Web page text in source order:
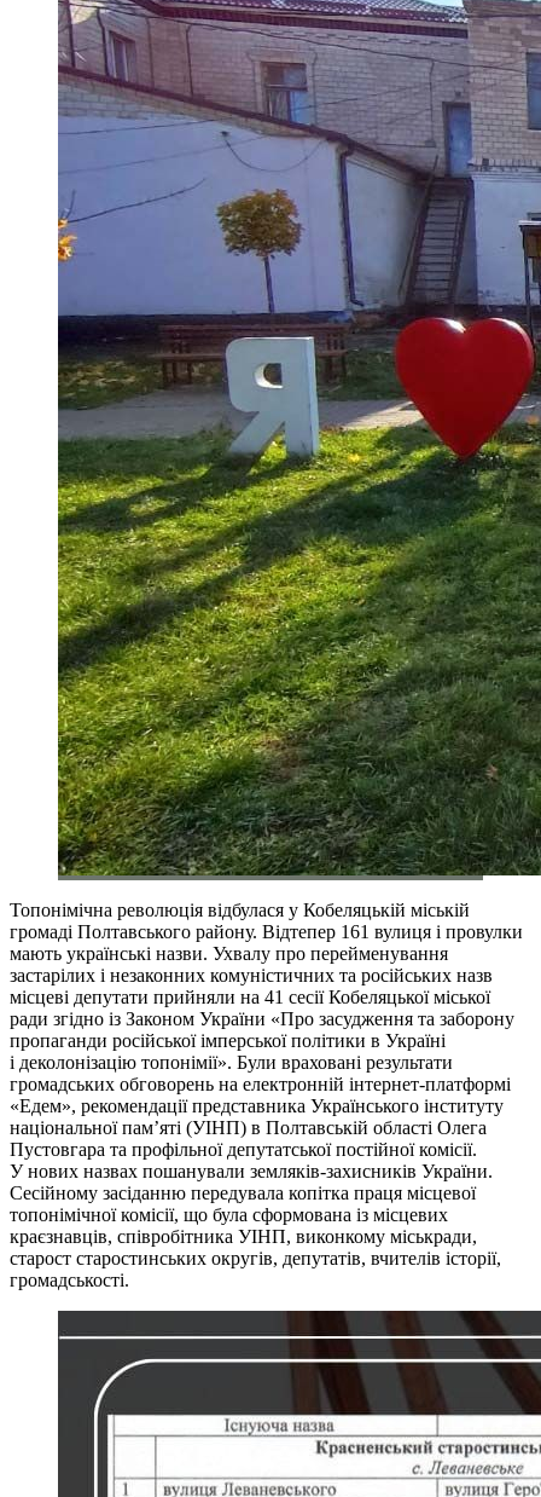
Топонімічна революція відбулася у Кобеляцькій міській
громаді Полтавського району. Відтепер 161 вулиця і провулки
мають українські назви. Ухвалу про перейменування
застарілих і незаконних комуністичних та російських назв
місцеві депутати прийняли на 41 сесії Кобеляцької міської
ради згідно із Законом України «Про засудження та заборону
пропаганди російської імперської політики в Україні
і деколонізацію топонімії». Були враховані результати
громадських обговорень на електронній інтернет-платформі
«Едем», рекомендації представника Українського інституту
національної пам’яті (УІНП) в Полтавській області Олега
Пустовгара та профільної депутатської постійної комісії.
У нових назвах пошанували земляків-захисників України.
Сесійному засіданню передувала копітка праця місцевої
топонімічної комісії, що була сформована із місцевих
краєзнавців, співробітника УІНП, виконкому міськради,
старост старостинських округів, депутатів, вчителів історії,
громадськості.